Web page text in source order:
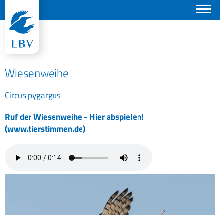
Wiesenweihe
Circus pygargus
Ruf der Wiesenweihe - Hier abspielen!
(www.tierstimmen.de)